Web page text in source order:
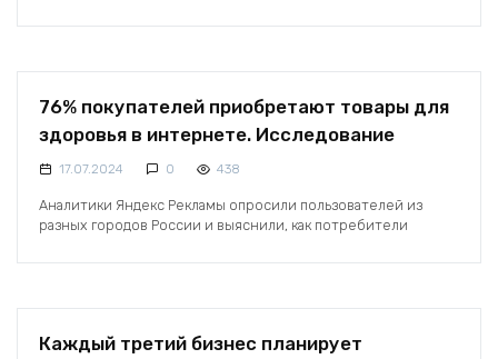
76% покупателей приобретают товары для
здоровья в интернете. Исследование
17.07.2024 0 438
Аналитики Яндекс Рекламы опросили пользователей из
разных городов России и выяснили, как потребители
Каждый третий бизнес планирует